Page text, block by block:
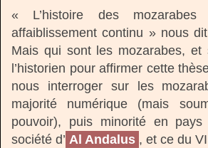
« L’histoire des
affaiblissement continu » nous
Mais qui sont les mozarabes, et
l’historien pour affirmer cette
nous interroger sur les
majorité numérique (mais
pouvoir), puis minorité en pays
société d’ Al Andalus , et ce du